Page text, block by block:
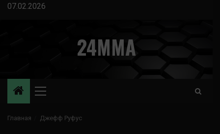
Перейти
07.02.2026
24MMA
Основное
Главная Джефф Руфус